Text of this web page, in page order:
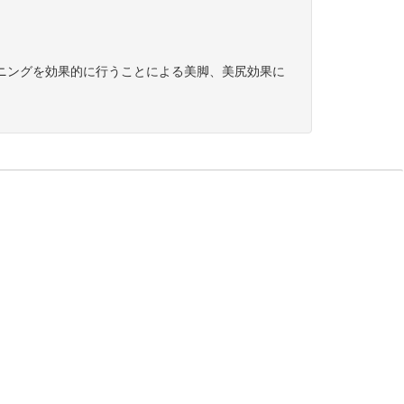
グを効果的に行うことによる美脚、美尻効果に